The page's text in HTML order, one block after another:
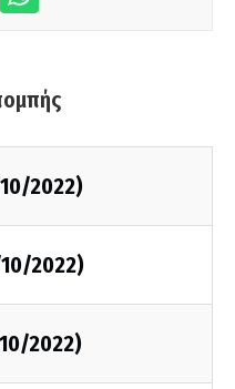
2022)
2022)
2022)